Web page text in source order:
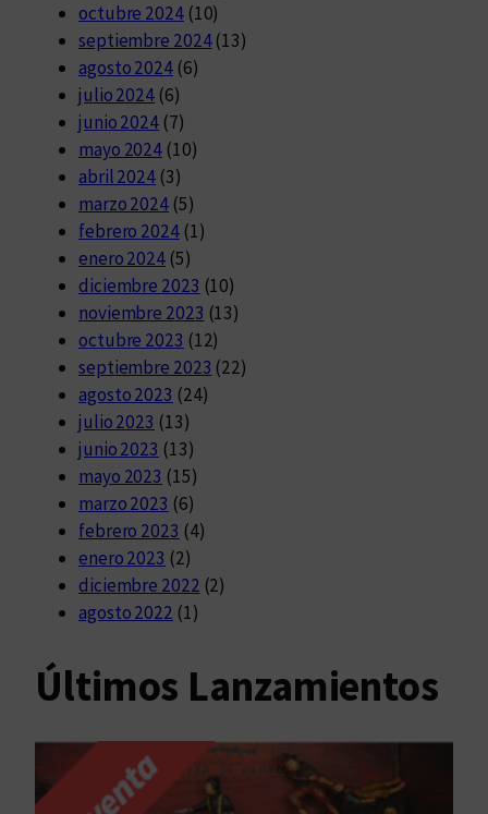
octubre 2024(10)
septiembre 2024(13)
agosto 2024(6)
julio 2024 (6)
junio 2024 (7)
mayo 2024 (10)
abril 2024 (3)
marzo 2024 (5)
febrero 2024(1)
enero 2024 (5)
diciembre 2023 (10)
noviembre 2023 (13)
octubre 2023 (12)
septiembre 2023 (22)
agosto 2023 (24)
julio 2023 (13)
junio 2023 (13)
mayo 2023 (15)
marzo 2023 (6)
febrero 2023 (4)
enero 2023 (2)
diciembre 2022 (2)
agosto 2022 (1)
Últimos Lanzamientos